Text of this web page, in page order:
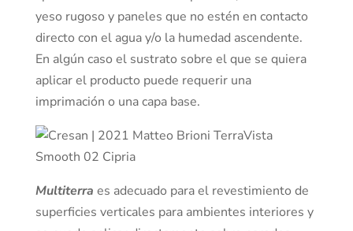
yeso rugoso y paneles que no estén en contacto
directo con el agua y/o la humedad ascendente.
En algún caso el sustrato sobre el que se quiera
aplicar el producto puede requerir una
imprimación o una capa base.
Multiterra es adecuado para el revestimiento de
superficies verticales para ambientes interiores y